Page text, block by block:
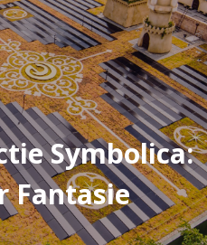
Symbolica:
Fantasie